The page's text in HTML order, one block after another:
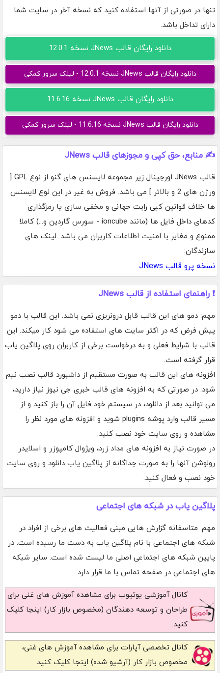
تنها در صورتی از آنها استفاده کنید که نسخه آخر در سایت شما
دارای تداخل باشد.
دانلود رایگان قالب JNews نسخه 12.0.1
دانلود رایگان قالب JNews نسخه 12.0.1 - لینک سرور کمکی
دانلود رایگان قالب JNews نسخه 11.6.16
دانلود رایگان قالب JNews نسخه 11.6.16 - لینک سرور کمکی
✍️ منابع، حق کپی و مجوزهای قالب JNews
قالب JNews اورجینال زیر مجموعه لایسنس های گنو از نوع GPL [
ورژن های 2 و بالاتر ] می باشد. فروش به غیر در این نوع لایسنس
ها خلاف قوانین کپی رایت جهانی و مخفی سازی یا رمزگذاری
کدهای داخل فایل ها (مانند ioncube - سورس گاردین و...) کاملا
ممنوع و مغایر با امنیت اطلاعات کاربران می باشد. لینک های
سازندگان:
نسخه پرو قالب JNews
❗ راهنمای استفاده از قالب JNews
مهم: دمو های این قالب قابل درونریزی نمی باشد. این قالب با دمو
پیش فرض که در اکثر سایت های استفاده می شود کار میکند. این
قالب با شرایط فعلی و به درخواست برخی از کاربران روی پلاگین یاب
قرار گرفته است.
افزونه های این قالب به صورت مستقیم از داشبورد قالب نصب نیم
شود. در صورتی که به افزونه های قالب خبری جی نیوز نیاز دارید،
می توانید بعد از دانلود، در سیستم خود فایل آن را باز کنید و از
مسیر قالب وارد پوشه plugins شوید و افزونه های مورد نظر را
مشاهده و روی سایت خود نصب کنید.
در صورت نیاز به افزونه های مداد زرد، ویژوال کامپوزر و اسلایدر
رولوشن آنها را به صورت جداگانه از پلاگین یاب دانلود و روی سایت
خود نصب و فعال کنید.
پلاگین یاب در شبکه های اجتماعی
مهم: متاسفانه گزارش هایی مبنی فعالیت های برخی از افراد در
شبکه های اجتماعی با نام پلاگین یاب به دست ما رسیده است. در
پایین شبکه های اجتماعی اصلی ما لیست شده است. سایر شبکه
های اجتماعی در صفحه تماس با ما قرار دارد.
کانال آموزشی یوتیوب برای مشاهده آموزش های غنی برای
طراحان و توسعه دهندگان (مخصوص بازار کار) اینجا کلیک
کنید.
کانال تخصصی آپارات برای مشاهده آموزش های غنی،
مخصوص بازار کار (آرشیو شده) اینجا کلیک کنید.